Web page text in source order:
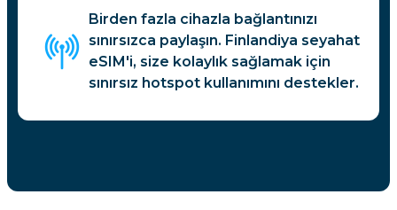
Birden fazla cihazla bağlantınızı
sınırsızca paylaşın. Finlandiya seyahat
eSIM'i, size kolaylık sağlamak için
sınırsız hotspot kullanımını destekler.